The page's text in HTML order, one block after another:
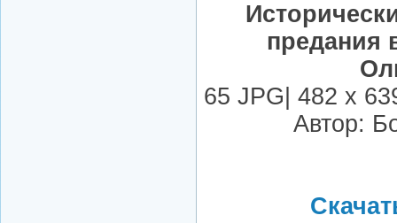
предания
65 JPG| 482 x
Автор: